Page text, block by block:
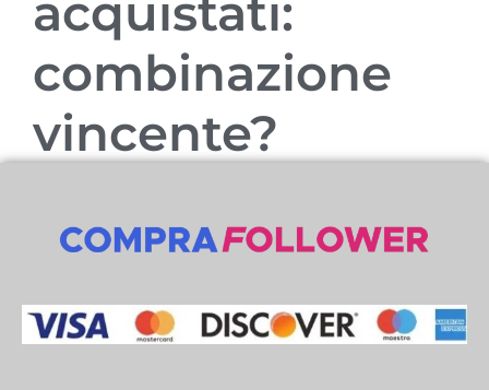
acquistati:
combinazione
vincente?